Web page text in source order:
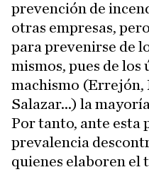
prevención de
otras empresas,
para prevenirse de
mismos, pues de
machismo (Errejón,
Salazar...) la
Por tanto, ante esta
prevalencia
quienes elaboren el